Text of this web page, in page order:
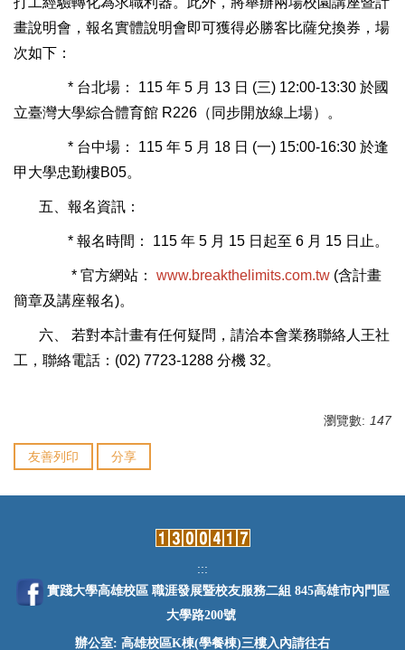
畫說明會，報名實體說明會即可獲得必勝客比薩兌換券，場
次如下：
* 台北場： 115 年 5 月 13 日 (三) 12:00-13:30 於國
立臺灣大學綜合體育館 R226（同步開放線上場）。
* 台中場： 115 年 5 月 18 日 (一) 15:00-16:30 於逢
甲大學忠勤樓B05。
五、報名資訊：
* 報名時間： 115 年 5 月 15 日起至 6 月 15 日止。
* 官方網站： www.breakthelimits.com.tw (含計畫
簡章及講座報名)。
六、 若對本計畫有任何疑問，請洽本會業務聯絡人王社
工，聯絡電話：(02) 7723-1288 分機 32。
瀏覽數: 147
友善列印 分享
:::
實踐大學高雄校區 職涯發展暨校友服務二組 845高雄市內門區
大學路200號
辦公室: 高雄校區K棟(學餐棟)三樓入內請往右